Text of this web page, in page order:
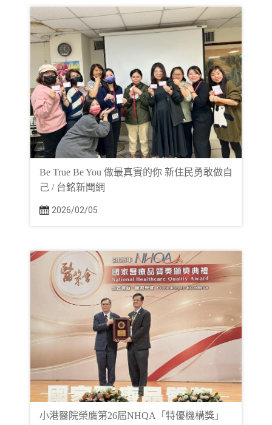
Be True Be You 做最真實的你 新住民勇敢做自
己 / 台銘新聞網
2026/02/05
小港醫院榮膺第26屆NHQA「特優機構獎」